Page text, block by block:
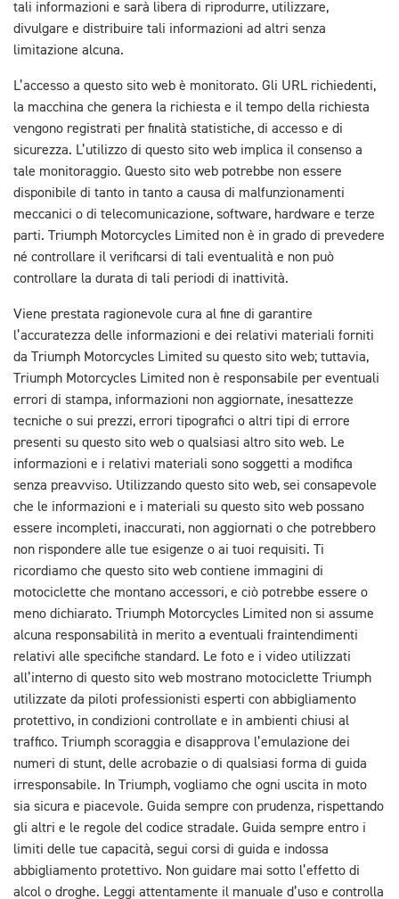
tali informazioni e sarà libera di riprodurre, utilizzare,
divulgare e distribuire tali informazioni ad altri senza
limitazione alcuna.
L’accesso a questo sito web è monitorato. Gli URL richiedenti,
la macchina che genera la richiesta e il tempo della richiesta
vengono registrati per finalità statistiche, di accesso e di
sicurezza. L’utilizzo di questo sito web implica il consenso a
tale monitoraggio. Questo sito web potrebbe non essere
disponibile di tanto in tanto a causa di malfunzionamenti
meccanici o di telecomunicazione, software, hardware e terze
parti. Triumph Motorcycles Limited non è in grado di prevedere
né controllare il verificarsi di tali eventualità e non può
controllare la durata di tali periodi di inattività.
Viene prestata ragionevole cura al fine di garantire
l’accuratezza delle informazioni e dei relativi materiali forniti
da Triumph Motorcycles Limited su questo sito web; tuttavia,
Triumph Motorcycles Limited non è responsabile per eventuali
errori di stampa, informazioni non aggiornate, inesattezze
tecniche o sui prezzi, errori tipografici o altri tipi di errore
presenti su questo sito web o qualsiasi altro sito web. Le
informazioni e i relativi materiali sono soggetti a modifica
senza preavviso. Utilizzando questo sito web, sei consapevole
che le informazioni e i materiali su questo sito web possano
essere incompleti, inaccurati, non aggiornati o che potrebbero
non rispondere alle tue esigenze o ai tuoi requisiti. Ti
ricordiamo che questo sito web contiene immagini di
motociclette che montano accessori, e ciò potrebbe essere o
meno dichiarato. Triumph Motorcycles Limited non si assume
alcuna responsabilità in merito a eventuali fraintendimenti
relativi alle specifiche standard. Le foto e i video utilizzati
all’interno di questo sito web mostrano motociclette Triumph
utilizzate da piloti professionisti esperti con abbigliamento
protettivo, in condizioni controllate e in ambienti chiusi al
traffico. Triumph scoraggia e disapprova l’emulazione dei
numeri di stunt, delle acrobazie o di qualsiasi forma di guida
irresponsabile. In Triumph, vogliamo che ogni uscita in moto
sia sicura e piacevole. Guida sempre con prudenza, rispettando
gli altri e le regole del codice stradale. Guida sempre entro i
limiti delle tue capacità, segui corsi di guida e indossa
abbigliamento protettivo. Non guidare mai sotto l’effetto di
alcol o droghe. Leggi attentamente il manuale d’uso e controlla